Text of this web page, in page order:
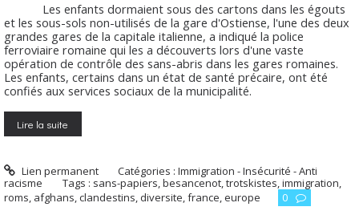
Les enfants dormaient sous des cartons dans les égouts
et les sous-sols non-utilisés de la gare d'Ostiense, l'une des deux
grandes gares de la capitale italienne, a indiqué la police
ferroviaire romaine qui les a découverts lors d'une vaste
opération de contrôle des sans-abris dans les gares romaines.
Les enfants, certains dans un état de santé précaire, ont été
confiés aux services sociaux de la municipalité.
Lire la suite
Lien permanent Catégories :Immigration - Insécurité - Anti
racisme
Tags : sans-papiers besancenot, trotskistes immigration
roms afghans clandestins diversite france europe 0